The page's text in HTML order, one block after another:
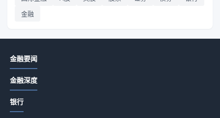
金融
金融要闻
金融深度
银行